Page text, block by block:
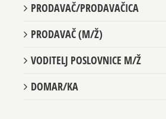
PRODAVAČ/PRODAVAČICA
PRODAVAČ (M/Ž)
VODITELJ POSLOVNICE M/Ž
DOMAR/KA